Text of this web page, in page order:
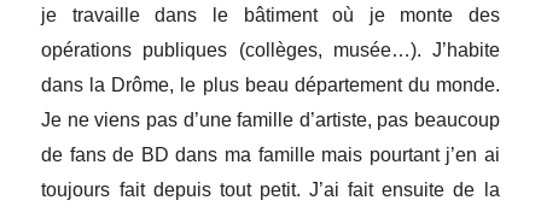
je travaille dans le bâtiment où je monte des
opérations publiques (collèges, musée…). J’habite
dans la Drôme, le plus beau département du monde.
Je ne viens pas d’une famille d’artiste, pas beaucoup
de fans de BD dans ma famille mais pourtant j’en ai
toujours fait depuis tout petit. J’ai fait ensuite de la